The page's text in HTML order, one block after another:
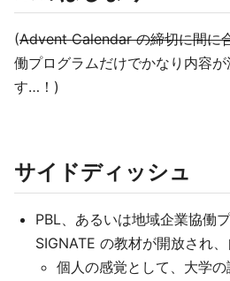
(Advent Calendar の締切に間に
働プログラムだけでかなり内容
す…！)
サイドディッシュ
PBL、あるいは地域企業協働
SIGNATE の教材が開放され
個人の感覚として、大学